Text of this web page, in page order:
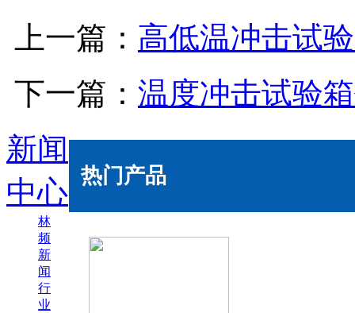
上一篇： 高低温冲击试
下一篇： 温度冲击试验
热门产品
新闻
中心
林
频
新
闻
行
业